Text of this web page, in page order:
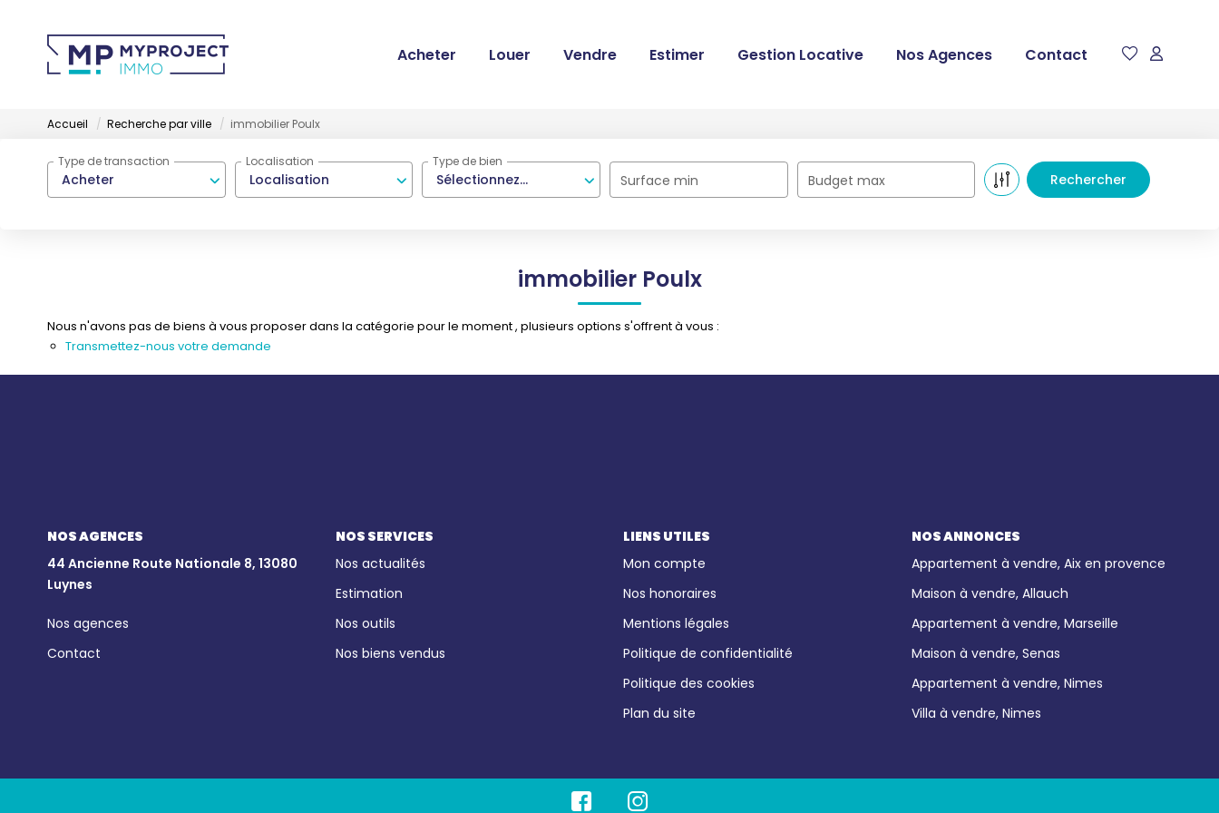
Acheter Louer Vendre Estimer Gestion Locative Nos Agences Contact
Accueil Recherche par ville immobilier Poulx
Acheter
Type de transaction
Localisation
Localisation
Sélectionnez...
Type de bien
Surface min Budget max
immobilier Poulx
Nous n'avons pas de biens à vous proposer dans la catégorie pour le moment , plusieurs options s'offrent à vous :
Transmettez-nous votre demande
NOS AGENCES
44 Ancienne Route Nationale 8, 13080
Luynes
Nos agences
Contact
NOS SERVICES
Nos actualités
Estimation
Nos outils
Nos biens vendus
LIENS UTILES
Mon compte
Nos honoraires
Mentions légales
Politique de confidentialité
Politique des cookies
Plan du site
NOS ANNONCES
Appartement à vendre, Aix en provence
Maison à vendre, Allauch
Appartement à vendre, Marseille
Maison à vendre, Senas
Appartement à vendre, Nimes
Villa à vendre, Nimes